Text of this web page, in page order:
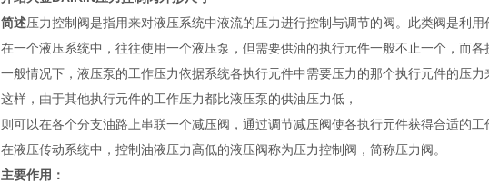
简述压力控制阀是指用来对液压系统中液流的压力进行控制与调节的阀。此类阀是利
在一个液压系统中，往往使用一个液压泵，但需要供油的执行元件一般不止一个，而各
一般情况下，液压泵的工作压力依据系统各执行元件中需要压力的那个执行元件的压力
这样，由于其他执行元件的工作压力都比液压泵的供油压力低，
则可以在各个分支油路上串联一个减压阀，通过调节减压阀使各执行元件获得合适的工
在液压传动系统中，控制油液压力高低的液压阀称为压力控制阀，简称压力阀。
主要作用：